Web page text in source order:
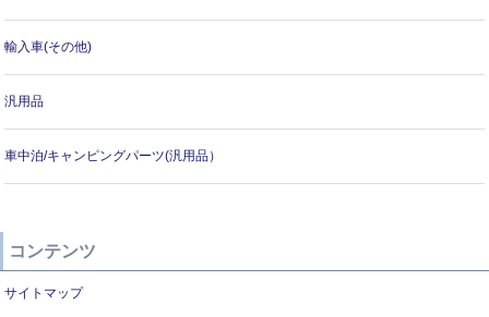
輸入車(その他)
汎用品
車中泊/キャンピングパーツ(汎用品）
コンテンツ
サイトマップ